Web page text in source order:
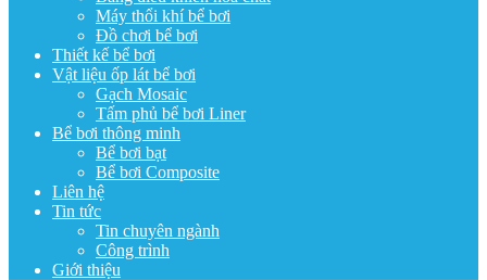
Máy thổi khí bể bơi
Đồ chơi bể bơi
Thiết kế bể bơi
Vật liệu ốp lát bể bơi
Gạch Mosaic
Tấm phủ bể bơi Liner
Bể bơi thông minh
Bể bơi bạt
Bể bơi Composite
Liên hệ
Tin tức
Tin chuyên ngành
Công trình
Giới thiệu